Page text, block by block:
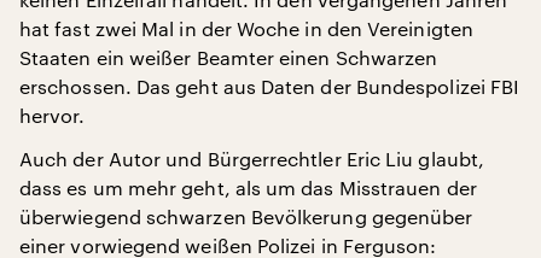
hat fast zwei Mal in der Woche in den Vereinigten
Staaten ein weißer Beamter einen Schwarzen
erschossen. Das geht aus Daten der Bundespolizei FBI
hervor.
Auch der Autor und Bürgerrechtler Eric Liu glaubt,
dass es um mehr geht, als um das Misstrauen der
überwiegend schwarzen Bevölkerung gegenüber
einer vorwiegend weißen Polizei in Ferguson: